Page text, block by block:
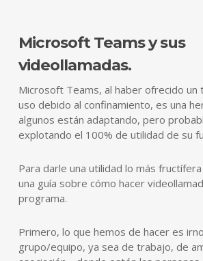
Microsoft Teams y sus
videollamadas.
Microsoft Teams, al haber ofrecido
uso debido al confinamiento, es una
algunos están adaptando, pero
explotando el 100% de utilidad de su
Para darle una utilidad lo más
una guía sobre cómo hacer
programa.
Primero, lo que hemos de hacer es
grupo/equipo, ya sea de trabajo, de